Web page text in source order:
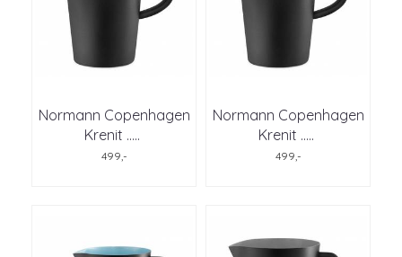
Normann Copenhagen
Krenit .....
499,-
Normann Copenhagen
Krenit .....
499,-